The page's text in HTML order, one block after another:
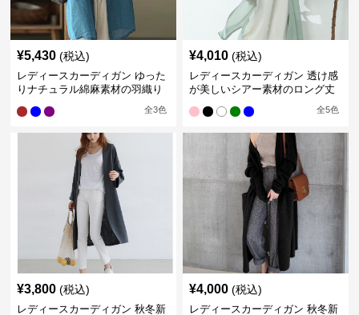
¥5,430 (税込)
レディースカーディガン ゆった
りナチュラル綿麻素材の羽織り
全3色
¥4,010 (税込)
レディースカーディガン 透け感
が美しいシアー素材のロング丈
全5色
¥3,800 (税込)
レディースカーディガン 秋冬新
¥4,000 (税込)
レディースカーディガン 秋冬新